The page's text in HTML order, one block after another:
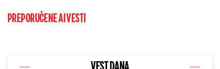
PREPORUČENE AI VESTI